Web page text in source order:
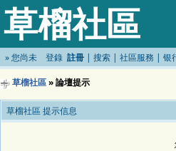
草榴社區
»您尚未 登錄 註冊 | 搜索 | 社區服務 | 银
草榴社區» 論壇提示
草榴社區 提示信息